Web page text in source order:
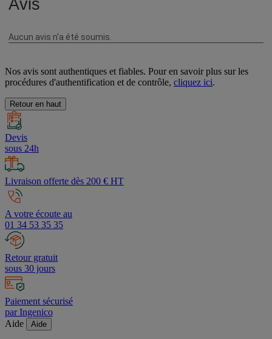
Nos avis sont authentiques et fiables. Pour en savoir plus sur les
procédures d'authentification et de contrôle, cliquez ici.
Retour en haut
Devis
sous 24h
Livraison offerte dès 200 € HT
A votre écoute au
01 34 53 35 35
Retour gratuit
sous 30 jours
Paiement sécurisé
par Ingenico
Aide
Aide